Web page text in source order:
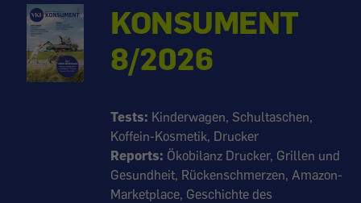
KONSUMENT
8/2026
Tests: Kinderwagen, Schultaschen,
Koffein-Kosmetik, Drucker
Reports: Ökobilanz Drucker, Grillen und
Gesundheit, Rückenschmerzen, Amazon-
Marketplace, Geschichte des